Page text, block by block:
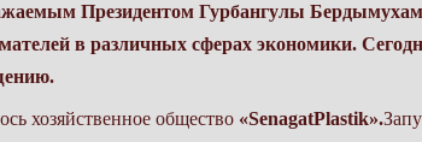
Президентом Гурбангулы
в различных сферах экономики.
хозяйственное общество «SenagatPlastik».